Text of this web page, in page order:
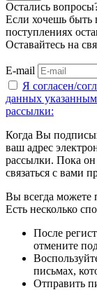
Остались
Если хочешь быть
поступлениях
Оставайтесь на
E-mail
Я согласен/
данных
рассылки:
Когда Вы
ваш адрес
рассылки. Пока
связаться с вами
Вы всегда можете
Есть несколько
После
отмените
письмах,
Отправить